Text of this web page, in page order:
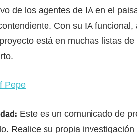
de los agentes de IA en el
Con su IA
está en muchas listas
Pepe
Este es un comunicado de
Realice su propia